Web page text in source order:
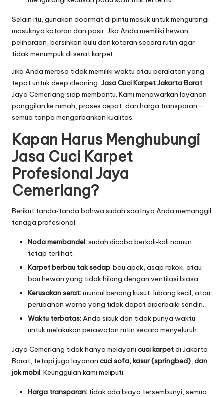
Selain itu, gunakan doormat di pintu masuk untuk mengurangi
masuknya kotoran dan pasir. Jika Anda memiliki hewan
peliharaan, bersihkan bulu dan kotoran secara rutin agar
tidak menumpuk di serat karpet.
Jika Anda merasa tidak memiliki waktu atau peralatan yang
tepat untuk deep cleaning, Jasa Cuci Karpet Jakarta Barat
Jaya Cemerlang siap membantu. Kami menawarkan layanan
panggilan ke rumah, proses cepat, dan harga transparan—
semua tanpa mengorbankan kualitas.
Kapan Harus Menghubungi
Jasa Cuci Karpet
Profesional Jaya
Cemerlang?
Berikut tanda‑tanda bahwa sudah saatnya Anda memanggil
tenaga profesional:
Noda membandel:sudah dicoba berkali‑kali namun
tetap terlihat.
Karpet berbau tak sedap:bau apek, asap rokok, atau
bau hewan yang tidak hilang dengan ventilasi biasa.
Kerusakan serat:muncul benang kusut, lubang kecil, atau
perubahan warna yang tidak dapat diperbaiki sendiri.
Waktu terbatas:Anda sibuk dan tidak punya waktu
untuk melakukan perawatan rutin secara menyeluruh.
Jaya Cemerlang tidak hanya melayani cuci karpetdi Jakarta
Barat, tetapi juga layanan cuci sofa, kasur (springbed), dan
jok mobil. Keunggulan kami meliputi:
Harga transparan: tidak ada biaya tersembunyi, semua